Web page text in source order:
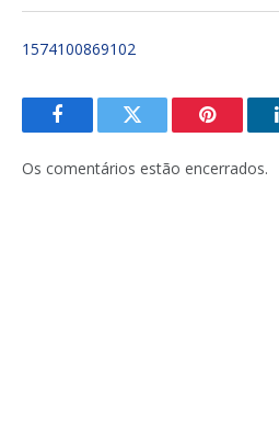
1574100869102
FacebookTwitter Pinterest
Os comentários estão encerrados.